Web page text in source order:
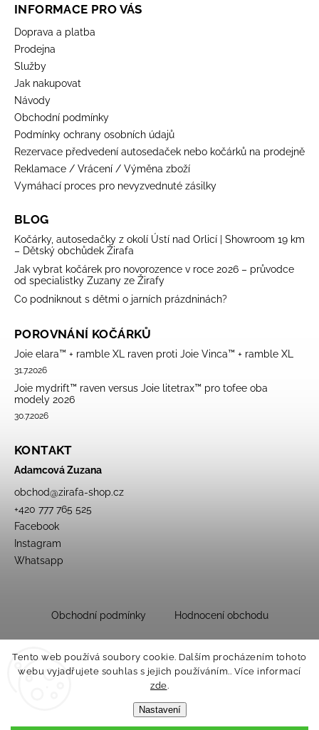
Tento web používá soubory cookie. Dalším procházením tohoto
webu vyjadřujete souhlas s jejich používáním.. Více informací
zde.
Nastavení
INFORMACE PRO VÁS
Doprava a platba
Prodejna
Služby
Jak nakupovat
Návody
Obchodní podmínky
Podmínky ochrany osobních údajů
Rezervace předvedení autosedaček nebo kočárků na prodejně
Reklamace / Vrácení / Výměna zboží
Vymáhací proces pro nevyzvednuté zásilky
BLOG
Kočárky, autosedačky z okolí Ústí nad Orlicí | Showroom 19 km
– Dětský obchůdek Žirafa
Jak vybrat kočárek pro novorozence v roce 2026 – průvodce
od specialistky Zuzany ze Žirafy
Co podniknout s dětmi o jarních prázdninách?
POROVNÁNÍ KOČÁRKŮ
Joie elara™ + ramble XL raven proti Joie Vinca™ + ramble XL
31.7.2026
Joie mydrift™ raven versus Joie litetrax™ pro tofee oba
modely 2026
30.7.2026
KONTAKT
Adamcová Zuzana
obchod@zirafa-shop.cz
+420 777 765 525
Facebook
Instagram
Whatsapp
Obchodní podmínky Hodnocení obchodu